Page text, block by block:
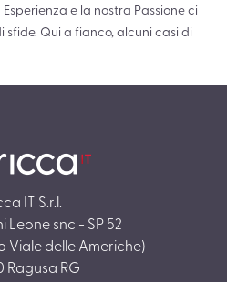
e la nostra Passione ci
Qui a fianco, alcuni casi di
IT S.r.l.
Leone snc - SP 52
Viale delle Americhe)
Ragusa RG